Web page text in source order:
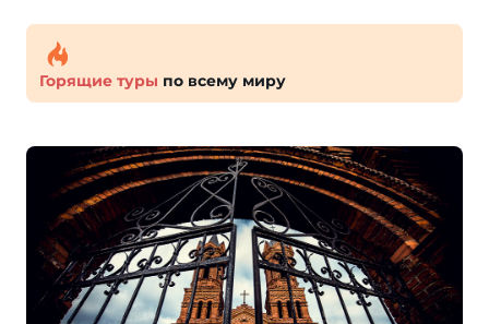
Горящие туры по всему миру